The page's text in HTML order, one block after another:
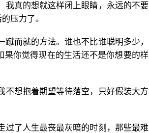
我真的想就这样闭上眼睛，永远的不要
压力了。
而就的方法。谁也不比谁聪明多少，
你觉得现在的生活还不是你想要的样
不想抱着期望等待落空，只好假装大方
过了人生最丧最灰暗的时刻，那些最难